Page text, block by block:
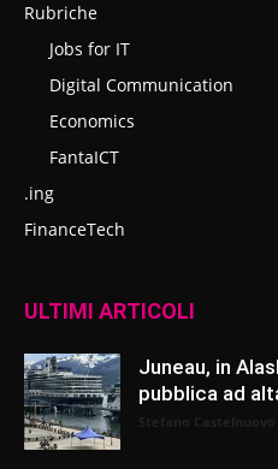
Rubriche
Jobs for IT
Digital Communication
Economics
FantaICT
.ing
FinanceTech
ULTIMI ARTICOLI
Juneau, in
pubblica ad